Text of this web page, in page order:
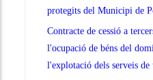
protegits del Municipi de
Contracte de cessió a
l'ocupació de béns del
l'explotació dels serveis